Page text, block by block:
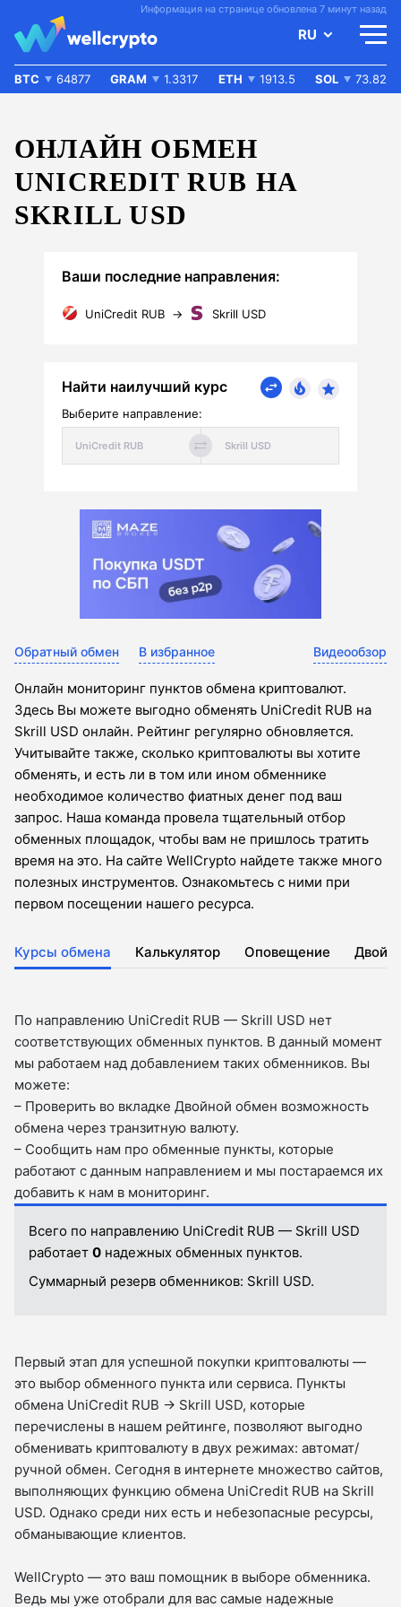
Информация на странице обновлена 7 минут назад
RU
BTC 64877 GRAM 1.3317 ETH 1913.5 SOL 73.82
ОНЛАЙН ОБМЕН
UNICREDIT RUB НА
SKRILL USD
Ваши последние направления:
UniCredit RUB → Skrill USD
Найти наилучший курс
Выберите направление:
Обратный обмен В избранное Видеообзор
Онлайн мониторинг пунктов обмена криптовалют.
Здесь Вы можете выгодно обменять UniCredit RUB на
Skrill USD онлайн. Рейтинг регулярно обновляется.
Учитывайте также, сколько криптовалюты вы хотите
обменять, и есть ли в том или ином обменнике
необходимое количество фиатных денег под ваш
запрос. Наша команда провела тщательный отбор
обменных площадок, чтобы вам не пришлось тратить
время на это. На сайте WellCrypto найдете также много
полезных инструментов. Ознакомьтесь с ними при
первом посещении нашего ресурса.
Курсы обмена Калькулятор Оповещение
По направлению UniCredit RUB — Skrill USD нет
соответствующих обменных пунктов. В данный момент
мы работаем над добавлением таких обменников. Вы
можете:
– Проверить во вкладкe Двойной обмен возможность
обмена через транзитную валюту.
– Сообщить нам про обменные пункты, которые
работают с данным направлением и мы постараемся их
добавить к нам в мониторинг.
Всего по направлению UniCredit RUB — Skrill USD
работает 0 надежных обменных пунктов.
Суммарный резерв обменников: Skrill USD.
Первый этап для успешной покупки криптовалюты —
это выбор обменного пункта или сервиса. Пункты
обмена UniCredit RUB → Skrill USD, которые
перечислены в нашем рейтинге, позволяют выгодно
обменивать криптовалюту в двух режимах: автомат/
ручной обмен. Сегодня в интернете множество сайтов,
выполняющих функцию обмена UniCredit RUB на Skrill
USD. Однако среди них есть и небезопасные ресурсы,
обманывающие клиентов.
WellCrypto — это ваш помощник в выборе обменника.
Ведь мы уже отобрали для вас самые надежные